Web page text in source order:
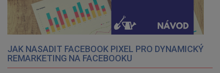
JAK NASADIT FACEBOOK PIXEL PRO DYNAMICKÝ
REMARKETING NA FACEBOOKU